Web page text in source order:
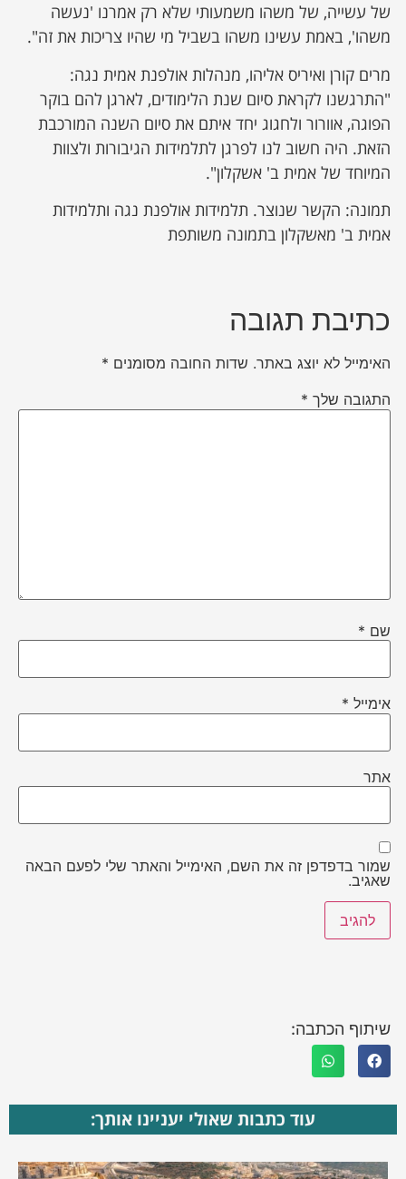
של עשייה, של משהו משמעותי שלא רק אמרנו 'נעשה
משהו', באמת עשינו משהו בשביל מי שהיו צריכות את זה".
מרים קורן ואיריס אליהו, מנהלות אולפנת אמית נגה:
"התרגשנו לקראת סיום שנת הלימודים, לארגן להם בוקר
הפוגה, אוורור ולחגוג יחד איתם את סיום השנה המורכבת
הזאת. היה חשוב לנו לפרגן לתלמידות הגיבורות ולצוות
המיוחד של אמית ב' אשקלון".
תמונה: הקשר שנוצר. תלמידות אולפנת נגה ותלמידות
אמית ב' מאשקלון בתמונה משותפת
כתיבת תגובה
האימייל לא יוצג באתר. שדות החובה מסומנים *
התגובה שלך *
שם *
אימייל *
אתר
שמור בדפדפן זה את השם, האימייל והאתר שלי לפעם הבאה
שאגיב.
שיתוף הכתבה:
עוד כתבות שאולי יעניינו אותך: